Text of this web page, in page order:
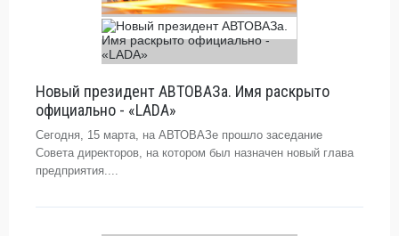
Новый президент АВТОВАЗа. Имя раскрыто
официально - «LADA»
Сегодня, 15 марта, на АВТОВАЗе прошло заседание
Совета директоров, на котором был назначен новый глава
предприятия....